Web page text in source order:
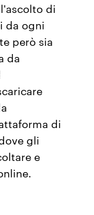
di
da ogni
però sia
da
di
gli
e